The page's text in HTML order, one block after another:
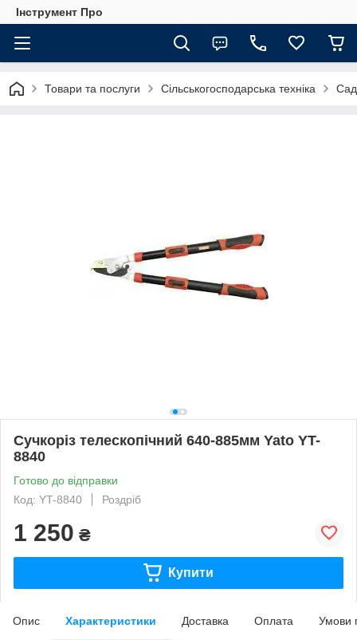
Інструмент Про
Товари та послуги Сільськогосподарська техніка
Сучкоріз телескопічний 640-885мм Yato YT-
8840
Готово до відправки
Код: YT-8840
Роздріб
1 250 ₴
Купити
Опис Характеристики Доставка Оплата Умови